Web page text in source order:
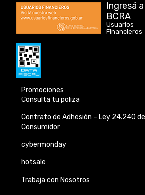
Ingresá a
BCRA
Usuarios
Financieros
Promociones
Consultá tu poliza
Contrato de Adhesión – Ley 24.240 de
Consumidor
cybermonday
hotsale
Trabaja con Nosotros